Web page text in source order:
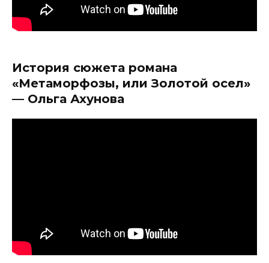
История сюжета романа
«Метаморфозы, или Золотой осел»
— Ольга Ахунова